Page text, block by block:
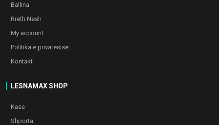
Ballina
Rreth Nesh
My account
Politika e privatësisë
Kontakt
LESNAMAX SHOP
Kasa
Shporta